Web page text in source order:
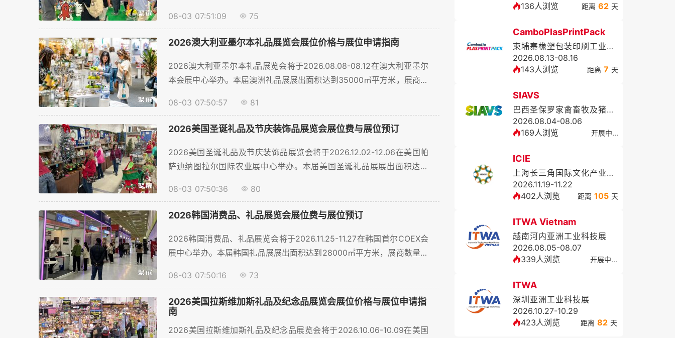
商顺利预订展位，聚展网为您提供展位价格、展位预订等服务。。...
08-03 07:51:09 75
2026澳大利亚墨尔本礼品展览会展位价格与展位申请指南
2026澳大利亚墨尔本礼品展览会将于2026.08.08-08.12在澳大利亚墨尔
本会展中心举办。本届澳洲礼品展展出面积达到35000㎡平方米，展商数
参展商顺利预订展位，聚展网为您提供展位价格、展位预订等服务。。...
08-03 07:50:57 81
2026美国圣诞礼品及节庆装饰品展览会展位费与展位预订
2026美国圣诞礼品及节庆装饰品展览会将于2026.12.02-12.06在美国帕
萨迪纳图拉尔国际农业展中心举办。本届美国圣诞礼品展展出面积达到
到场。为了帮助礼品行业参展商顺利预订展位，聚展网为您提供展位价
格、展位预订等服务。。...
08-03 07:50:36 80
2026韩国消费品、礼品展览会展位费与展位预订
2026韩国消费品、礼品展览会将于2026.11.25-11.27在韩国首尔COEX会
展中心举办。本届韩国礼品展展出面积达到28000㎡平方米，展商数量预
商顺利预订展位，聚展网为您提供展位价格、展位预订等服务。。...
08-03 07:50:16 73
2026美国拉斯维加斯礼品及纪念品展览会展位价格与展位申请指
南
2026美国拉斯维加斯礼品及纪念品展览会将于2026.10.06-10.09在美国
136人浏览
距离 62 天
CamboPlasPrintPack
柬埔寨橡塑包装印刷工业展览会
2026.08.13-08.16
143人浏览
距离 7 天
SIAVS
巴西圣保罗家禽畜牧及猪业展览会
2026.08.04-08.06
169人浏览
开展中...
ICIE
上海长三角国际文化产业博览会
2026.11.19-11.22
402人浏览
距离 105 天
ITWA Vietnam
越南河内亚洲工业科技展
2026.08.05-08.07
339人浏览
开展中...
ITWA
深圳亚洲工业科技展
2026.10.27-10.29
423人浏览
距离 82 天